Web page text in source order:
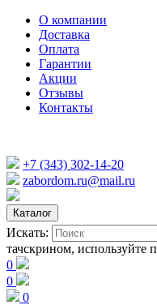
О компании
Доставка
Оплата
Гарантии
Акции
Отзывы
Контакты
+7 (343) 302-14-20
zabordom.ru@mail.ru
Каталог
Искать:
тачскрином, используйте
0
0
0